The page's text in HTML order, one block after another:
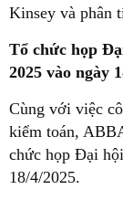
Kinsey và phân
Tổ chức họp
2025 vào ngày
Cùng với việc
kiểm toán,
chức họp Đại
18/4/2025.